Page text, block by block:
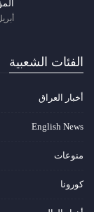
أبريل 7,
الفئات الشعبية
أخبار العراق
English News
منوعات
كورونا